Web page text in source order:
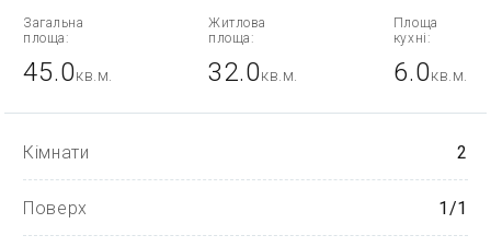
Загальна
площа:
45.0кв.м.
Житлова
площа:
32.0кв.м.
Площа
кухні:
6.0кв.м.
Кімнати 2
Поверх 1/1